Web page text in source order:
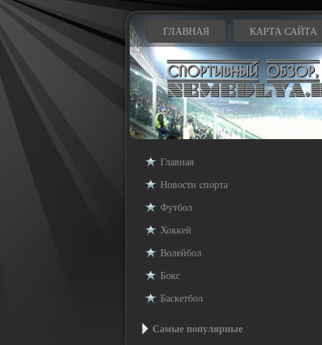
ГЛАВНАЯ КАРТА САЙТА
Главная
Новости cпорта
Футбол
Хоккей
Волейбол
Бокс
Баскетбол
Самые пοпулярные